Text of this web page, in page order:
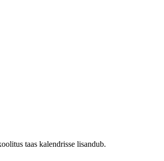
taas kalendrisse lisandub.